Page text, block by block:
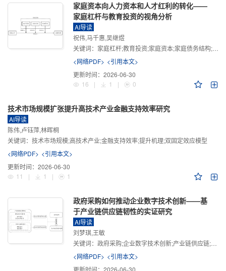
家庭资本向人力资本和人才红利的转化——
家庭杠杆与教育投资的视角分析
AI导读
祝伟,马千惠,吴继煜
关键词： 家庭杠杆;教育投资;家庭资本;家庭债务结构;CHFS
<网络PDF> <引用本文>
更新时间： 2026-06-30
16
| 1 | 0
技术市场规模扩张提升高技术产业金融支持效率研究
AI导读
陈伟,卢钰萍,林晖桐
关键词： 技术市场规模;高技术产业;金融支持效率;提升机理;双固定效应模型
<网络PDF> <引用本文>
更新时间： 2026-06-30
11
| 1 | 1
政府采购如何推动企业数字技术创新——基
于产业链供应链韧性的实证研究
AI导读
刘梦琪,王敏
关键词： 政府采购;企业数字技术创新;产业链供应链;产业链供应链韧性;需求侧财政政策
<网络PDF> <引用本文>
更新时间： 2026-06-30